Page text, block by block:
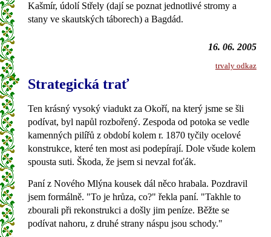
Kašmír, údolí Střely (dají se poznat jednotlivé stromy a
stany ve skautských táborech) a Bagdád.
16. 06. 2005
trvaly odkaz
Strategická trať
Ten krásný vysoký viadukt za Okoří, na který jsme se šli
podívat, byl napůl rozbořený. Zespoda od potoka se vedle
kamenných pilířů z období kolem r. 1870 tyčily ocelové
konstrukce, které ten most asi podepírají. Dole všude kolem
spousta suti. Škoda, že jsem si nevzal foťák.
Paní z Nového Mlýna kousek dál něco hrabala. Pozdravil
jsem formálně. "To je hrůza, co?" řekla paní. "Takhle to
zbourali při rekonstrukci a došly jim peníze. Běžte se
podívat nahoru, z druhé strany náspu jsou schody."